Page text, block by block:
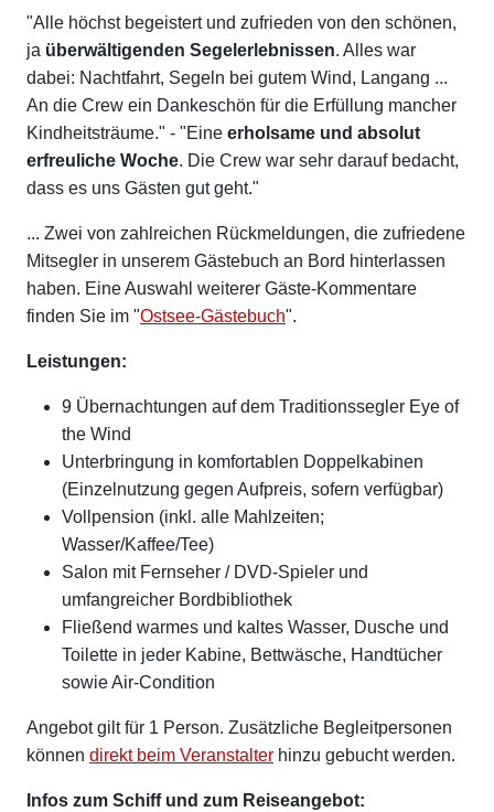
"Alle höchst begeistert und zufrieden von den schönen,
ja überwältigenden Segelerlebnissen. Alles war
dabei: Nachtfahrt, Segeln bei gutem Wind, Langang ...
An die Crew ein Dankeschön für die Erfüllung mancher
Kindheitsträume." - "Eine erholsame und absolut
erfreuliche Woche. Die Crew war sehr darauf bedacht,
dass es uns Gästen gut geht."
... Zwei von zahlreichen Rückmeldungen, die zufriedene
Mitsegler in unserem Gästebuch an Bord hinterlassen
haben. Eine Auswahl weiterer Gäste-Kommentare
finden Sie im "Ostsee-Gästebuch".
Leistungen:
9 Übernachtungen auf dem Traditionssegler Eye of
the Wind
Unterbringung in komfortablen Doppelkabinen
(Einzelnutzung gegen Aufpreis, sofern verfügbar)
Vollpension (inkl. alle Mahlzeiten;
Wasser/Kaffee/Tee)
Salon mit Fernseher / DVD-Spieler und
umfangreicher Bordbibliothek
Fließend warmes und kaltes Wasser, Dusche und
Toilette in jeder Kabine, Bettwäsche, Handtücher
sowie Air-Condition
Angebot gilt für 1 Person. Zusätzliche Begleitpersonen
können direkt beim Veranstalter hinzu gebucht werden.
Infos zum Schiff und zum Reiseangebot: